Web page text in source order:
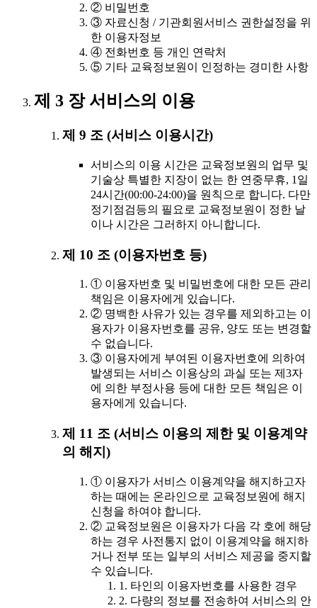
② 비밀번호
③ 자료신청 / 기관회원서비스 권한설정을 위
한 이용자정보
④ 전화번호 등 개인 연락처
⑤ 기타 교육정보원이 인정하는 경미한 사항
제 3 장 서비스의 이용
제 9 조 (서비스 이용시간)
서비스의 이용 시간은 교육정보원의 업무 및
기술상 특별한 지장이 없는 한 연중무휴, 1일
24시간(00:00-24:00)을 원칙으로 합니다. 다만
정기점검등의 필요로 교육정보원이 정한 날
이나 시간은 그러하지 아니합니다.
제 10 조 (이용자번호 등)
① 이용자번호 및 비밀번호에 대한 모든 관리
책임은 이용자에게 있습니다.
② 명백한 사유가 있는 경우를 제외하고는 이
용자가 이용자번호를 공유, 양도 또는 변경할
수 없습니다.
③ 이용자에게 부여된 이용자번호에 의하여
발생되는 서비스 이용상의 과실 또는 제3자
에 의한 부정사용 등에 대한 모든 책임은 이
용자에게 있습니다.
제 11 조 (서비스 이용의 제한 및 이용계약
의 해지)
① 이용자가 서비스 이용계약을 해지하고자
하는 때에는 온라인으로 교육정보원에 해지
신청을 하여야 합니다.
② 교육정보원은 이용자가 다음 각 호에 해당
하는 경우 사전통지 없이 이용계약을 해지하
거나 전부 또는 일부의 서비스 제공을 중지할
수 있습니다.
1. 타인의 이용자번호를 사용한 경우
2. 다량의 정보를 전송하여 서비스의 안